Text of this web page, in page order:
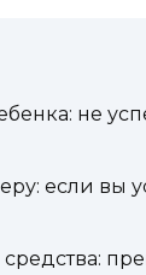
не
если вы